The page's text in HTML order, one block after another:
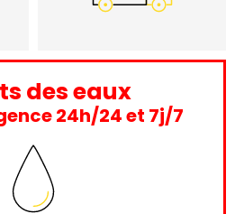
des eaux
24h/24 et 7j/7